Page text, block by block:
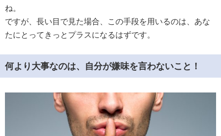
ね。
ですが、長い目で見た場合、この手段を用いるのは、あな
たにとってきっとプラスになるはずです。
何より大事なのは、自分が嫌味を言わないこと！